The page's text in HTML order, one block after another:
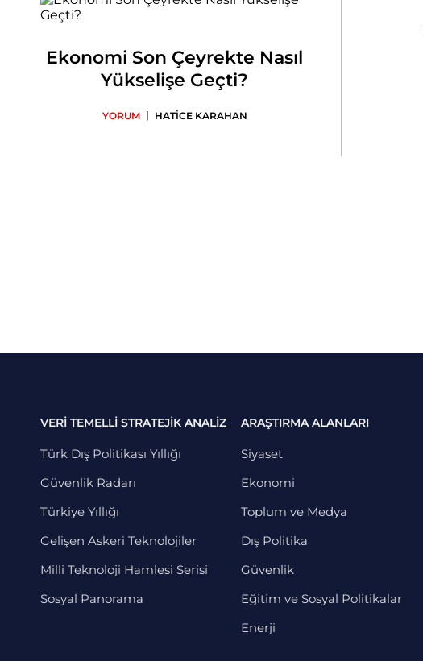
Ekonomi Son Çeyrekte Nasıl
Yükselişe Geçti?
YORUM | HATİCE KARAHAN
VERİ TEMELLİ STRATEJİK ANALİZ
Türk Dış Politikası Yıllığı
Güvenlik Radarı
Türkiye Yıllığı
Gelişen Askeri Teknolojiler
Milli Teknoloji Hamlesi Serisi
Sosyal Panorama
ARAŞTIRMA ALANLARI
Siyaset
Ekonomi
Toplum ve Medya
Dış Politika
Güvenlik
Eğitim ve Sosyal Politikalar
Enerji